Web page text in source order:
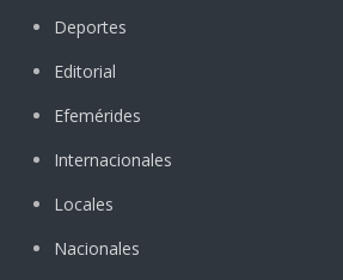
Deportes
Editorial
Efemérides
Internacionales
Locales
Nacionales